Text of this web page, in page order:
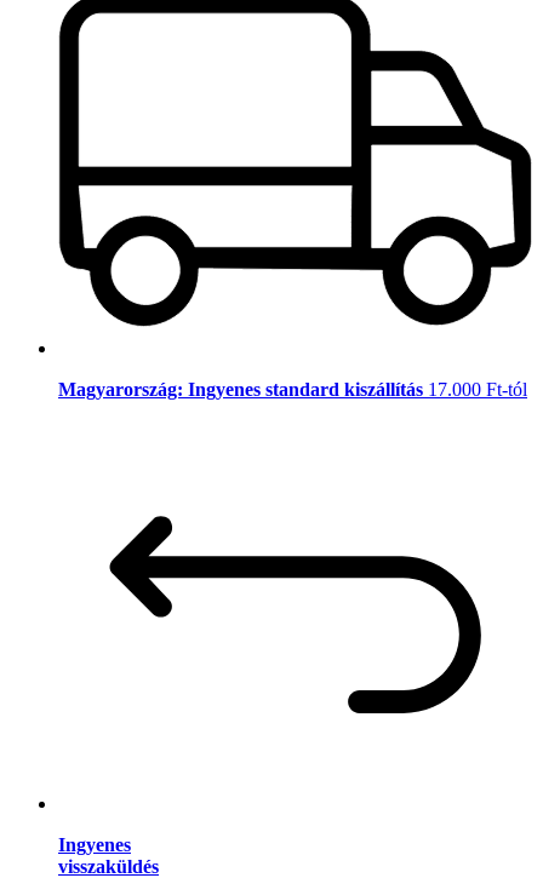
Magyarország: Ingyenes standard kiszállítás 17.000 Ft-tól
Ingyenes
visszaküldés